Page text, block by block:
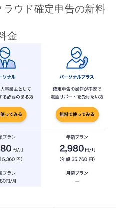
ラウド確定申告の新料
金